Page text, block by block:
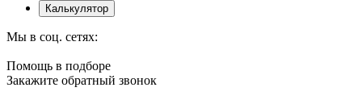
Калькулятор
Мы в соц. сетях:
Помощь в подборе
Закажите обратный звонок